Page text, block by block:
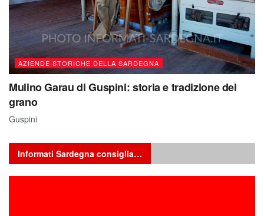
AZIENDE STORICHE DELLA SARDEGNA
Mulino Garau di Guspini: storia e tradizione del
grano
Guspini
Informati Sardegna consiglia…